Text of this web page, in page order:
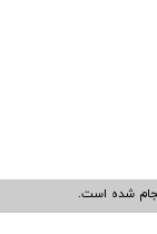
شده است.​​​​​​​